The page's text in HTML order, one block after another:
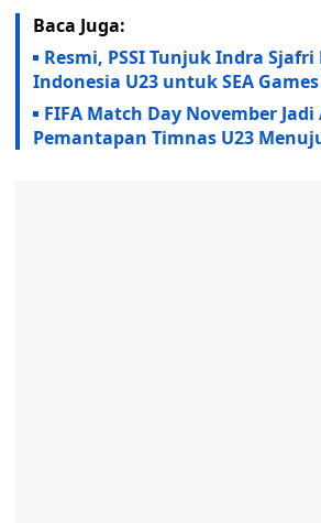
Baca Juga:
Resmi, PSSI Tunjuk Indra
Indonesia U23 untuk SEA Games
FIFA Match Day November Jadi
Pemantapan Timnas U23